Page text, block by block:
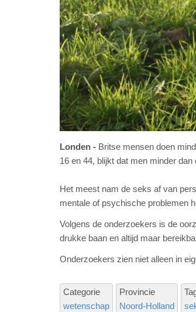
Londen
Britse mensen doen
16 en 44, blijkt dat men minder
Het meest nam de seks af van
mentale of psychische problemen
Volgens de onderzoekers is de
drukke baan en altijd maar
Onderzoekers zien niet alleen in
Categorie
wetenschap
Provincie
Noord-Holland